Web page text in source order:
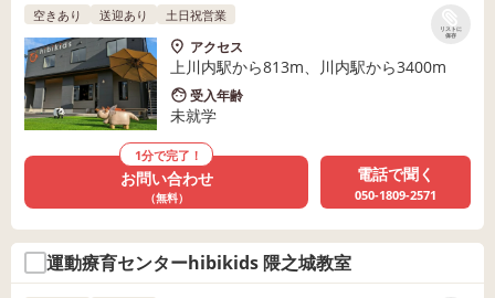
リストに
保存
空きあり 送迎あり 土日祝営業
アクセス
上川内駅から813m、川内駅から3400m
受入年齢
未就学
1分で完了！
お問い合わせ
（無料）
電話で聞く
050-1809-2571
運動療育センターhibikids 隈之城教室